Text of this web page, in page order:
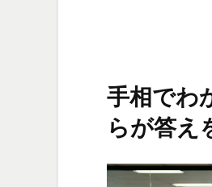
手相でわ
らが答え